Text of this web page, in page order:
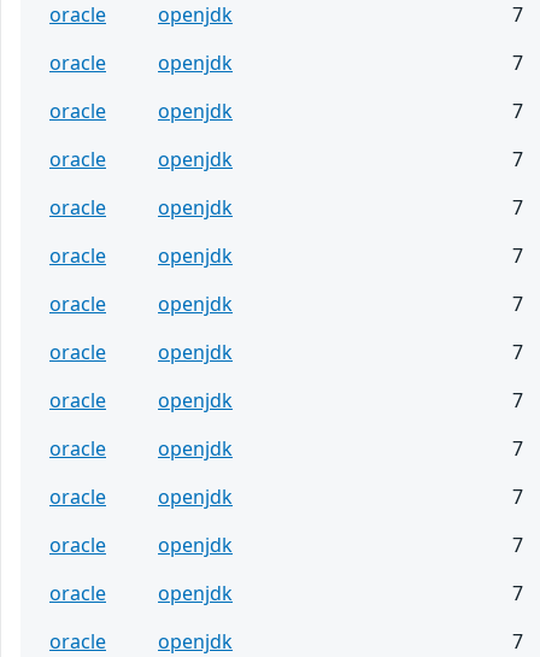
oracle
openjdk
7
oracle
openjdk
7
oracle
openjdk
7
oracle
openjdk
7
oracle
openjdk
7
oracle
openjdk
7
oracle
openjdk
7
oracle
openjdk
7
oracle
openjdk
7
oracle
openjdk
7
oracle
openjdk
7
oracle
openjdk
7
oracle
openjdk
7
oracle
openjdk
7